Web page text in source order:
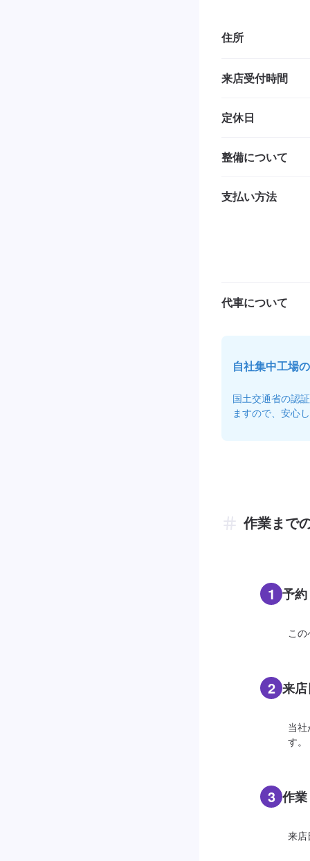
住所
来店受付時間
定休日
整備について
支払い方法
代車について
自社集中工場
国土交通省の認
ますので、安心
作業まで
1 予
こ
2 来
当
す。
3 作業
来店